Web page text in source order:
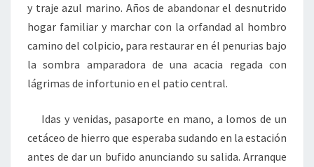
y traje azul marino. Años de abandonar el desnutrido
hogar familiar y marchar con la orfandad al hombro
camino del colpicio, para restaurar en él penurias bajo
la sombra amparadora de una acacia regada con
lágrimas de infortunio en el patio central.
Idas y venidas, pasaporte en mano, a lomos de un
cetáceo de hierro que esperaba sudando en la estación
antes de dar un bufido anunciando su salida. Arranque